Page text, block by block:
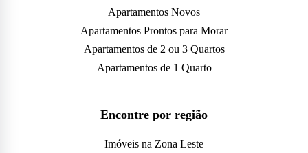
Apartamentos Novos
Apartamentos Prontos para Morar
Apartamentos de 2 ou 3 Quartos
Apartamentos de 1 Quarto
Encontre por região
Imóveis na Zona Leste